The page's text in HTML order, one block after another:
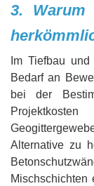
3. Warum
Im Tiefbau
Bedarf an
bei der
Alternative zu